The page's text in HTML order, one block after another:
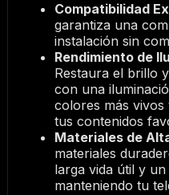
Compatibilidad
garantiza una
instalación sin
Rendimiento de
Restaura el brillo
con una
colores más vivos
tus contenidos
Materiales de
materiales
larga vida útil y
manteniendo tu